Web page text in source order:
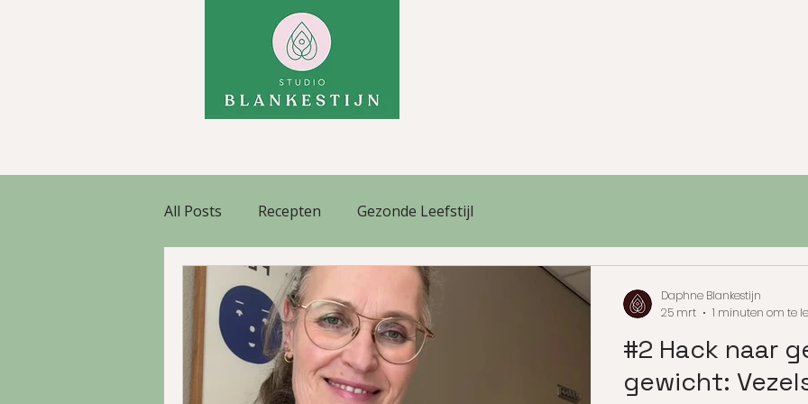
All Posts Recepten Gezonde Leefstijl
#2 Hack naar
gewicht:
Daphne Blankestijn
25 mrt
1 minuten om te